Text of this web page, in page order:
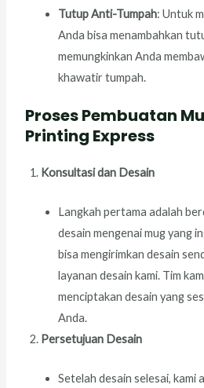
Tutup Anti-Tumpah: Untuk
Anda bisa menambahkan
memungkinkan Anda
khawatir tumpah.
Proses Pembuatan
Printing Express
Konsultasi dan Desain
Langkah pertama adalah
desain mengenai mug yang
bisa mengirimkan desain
layanan desain kami. Tim
menciptakan desain yang
Anda.
Persetujuan Desain
Setelah desain selesai, kami